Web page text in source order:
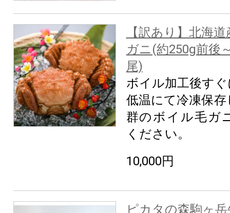
【訳あり】北海
ガニ(約250g前後
尾)
ボイル加工後す
低温にて冷凍保
群のボイル毛ガ
ください。
10,000円
ピカタの森駒ヶ